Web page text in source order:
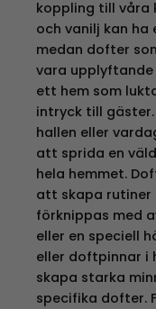
koppling till våra
och vanilj kan ha
medan dofter
vara upplyftande
ett hem som
intryck till
hallen eller
att sprida en
hela hemmet.
att skapa rutiner
förknippas med
eller en speciell
eller doftpinnar i
skapa starka
specifika dofter.